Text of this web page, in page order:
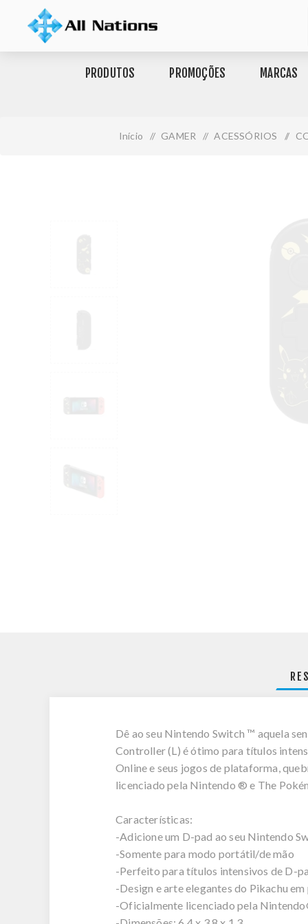
PRODUTOS PROMOÇÕES MARCAS
Início / GAMER / ACESSÓRIOS /
Dê ao seu Nintendo Switch ™ aquela
Controller (L) é ótimo para títulos
Online e seus jogos de plataforma,
licenciado pela Nintendo ® e The
Características:
-Adicione um D-pad ao seu Nintendo
-Somente para modo portátil/de mão
-Perfeito para títulos intensivos de D-
-Design e arte elegantes do Pikachu
-Oficialmente licenciado pela